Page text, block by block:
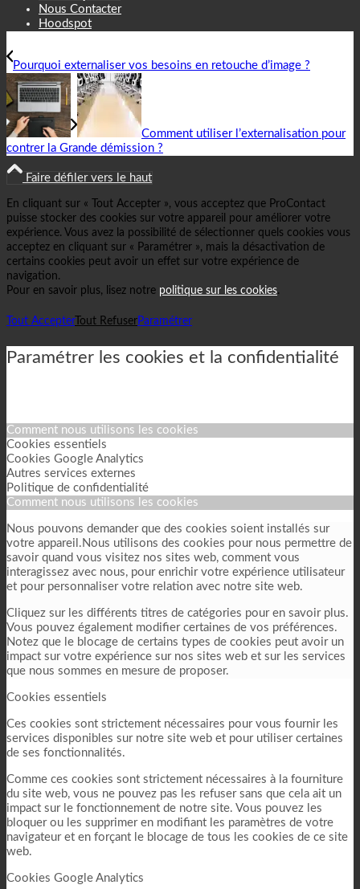
Nous Contacter
Hoodspot
Pourquoi externaliser vos besoins en retouche d’image ?
Comment utiliser l’externalisation pour
contrer la Grande démission ?
Faire défiler vers le haut
En cliquant sur « Tout Accepter », vous acceptez que ProContact
puisse stocker des cookies sur votre appareil pour améliorer votre
expérience. Vous avez la possibilité de sélectionner quels cookies vous
acceptez en cliquant sur « Paramétrer », mais la désactivation de
certains cookies peut avoir un effet sur votre expérience de
navigation.
Pour en savoir plus, lisez notre politique sur les cookies.
Tout AccepterTout RefuserParamétrer
Paramétrer les cookies et la confidentialité
Comment nous utilisons les cookies
Cookies essentiels
Cookies Google Analytics
Autres services externes
Politique de confidentialité
Comment nous utilisons les cookies
Nous pouvons demander que des cookies soient installés sur
votre appareil.Nous utilisons des cookies pour nous permettre de
savoir quand vous visitez nos sites web, comment vous
interagissez avec nous, pour enrichir votre expérience utilisateur
et pour personnaliser votre relation avec notre site web.
Cliquez sur les différents titres de catégories pour en savoir plus.
Vous pouvez également modifier certaines de vos préférences.
Notez que le blocage de certains types de cookies peut avoir un
impact sur votre expérience sur nos sites web et sur les services
que nous sommes en mesure de proposer.
Cookies essentiels
Ces cookies sont strictement nécessaires pour vous fournir les
services disponibles sur notre site web et pour utiliser certaines
de ses fonctionnalités.
Comme ces cookies sont strictement nécessaires à la fourniture
du site web, vous ne pouvez pas les refuser sans que cela ait un
impact sur le fonctionnement de notre site. Vous pouvez les
bloquer ou les supprimer en modifiant les paramètres de votre
navigateur et en forçant le blocage de tous les cookies de ce site
web.
Cookies Google Analytics